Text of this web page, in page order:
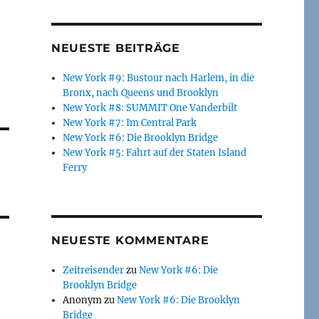
NEUESTE BEITRÄGE
New York #9: Bustour nach Harlem, in die
Bronx, nach Queens und Brooklyn
New York #8: SUMMIT One Vanderbilt
New York #7: Im Central Park
New York #6: Die Brooklyn Bridge
New York #5: Fahrt auf der Staten Island
Ferry
NEUESTE KOMMENTARE
ZeitreisenderzuNew York #6: Die
Brooklyn Bridge
AnonymzuNew York #6: Die Brooklyn
Bridge